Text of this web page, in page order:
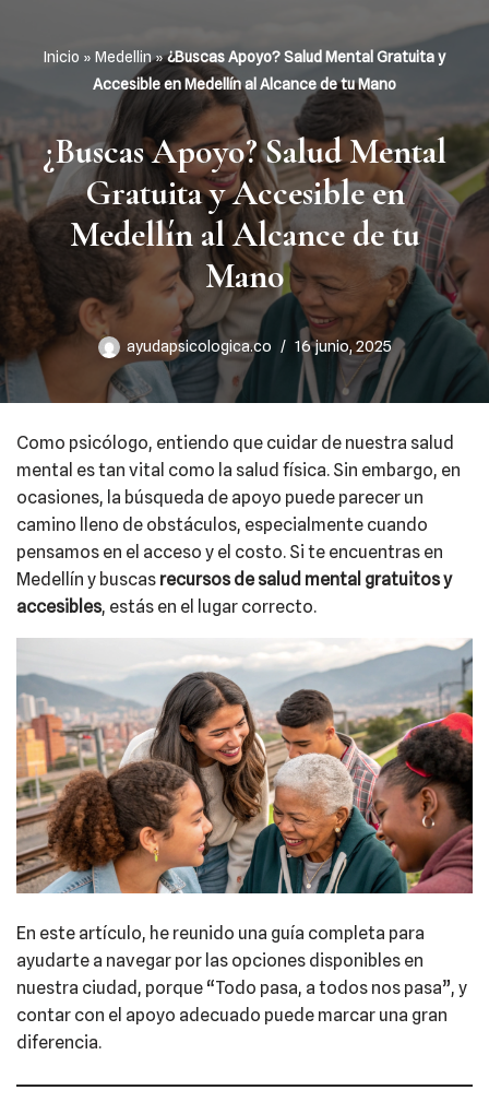
Saltar
Inicio » Medellin»¿Buscas Apoyo? Salud Mental Gratuita y
Accesible en Medellín al Alcance de tu Mano
¿Buscas Apoyo? Salud Mental
Gratuita y Accesible en
Medellín al Alcance de tu
Mano
ayudapsicologica.co 16 junio, 2025
Como psicólogo, entiendo que cuidar de nuestra salud
mental es tan vital como la salud física. Sin embargo, en
ocasiones, la búsqueda de apoyo puede parecer un
camino lleno de obstáculos, especialmente cuando
pensamos en el acceso y el costo. Si te encuentras en
Medellín y buscas recursos de salud mental gratuitos y
accesibles, estás en el lugar correcto.
En este artículo, he reunido una guía completa para
ayudarte a navegar por las opciones disponibles en
nuestra ciudad, porque “Todo pasa, a todos nos pasa”, y
contar con el apoyo adecuado puede marcar una gran
diferencia.